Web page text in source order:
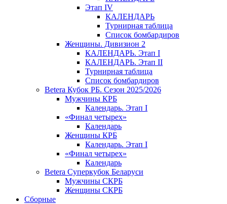
Этап IV
КАЛЕНДАРЬ
Турнирная таблица
Список бомбардиров
Женщины. Дивизион 2
КАЛЕНДАРЬ. Этап I
КАЛЕНДАРЬ. Этап II
Турнирная таблица
Список бомбардиров
Betera Кубок РБ. Сезон 2025/2026
Мужчины КРБ
Календарь. Этап I
«Финал четырех»
Календарь
Женщины КРБ
Календарь. Этап I
«Финал четырех»
Календарь
Betera Суперкубок Беларуси
Мужчины СКРБ
Женщины СКРБ
Сборные